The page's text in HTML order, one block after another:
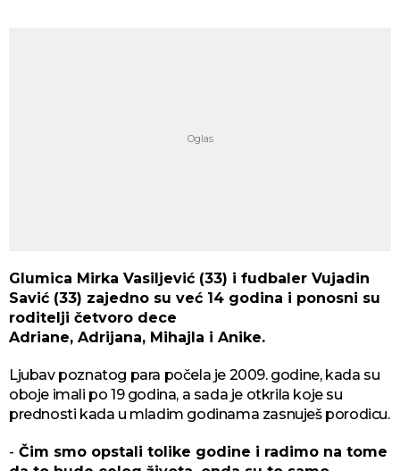
Glumica Mirka Vasiljević (33) i fudbaler Vujadin
Savić (33) zajedno su već 14 godina i ponosni su
roditelji četvoro dece
Adriane, Adrijana, Mihajla i Anike.
Ljubav poznatog para počela je 2009. godine, kada su
oboje imali po 19 godina, a sada je otkrila koje su
prednosti kada u mladim godinama zasnuješ porodicu.
- Čim smo opstali tolike godine i radimo na tome